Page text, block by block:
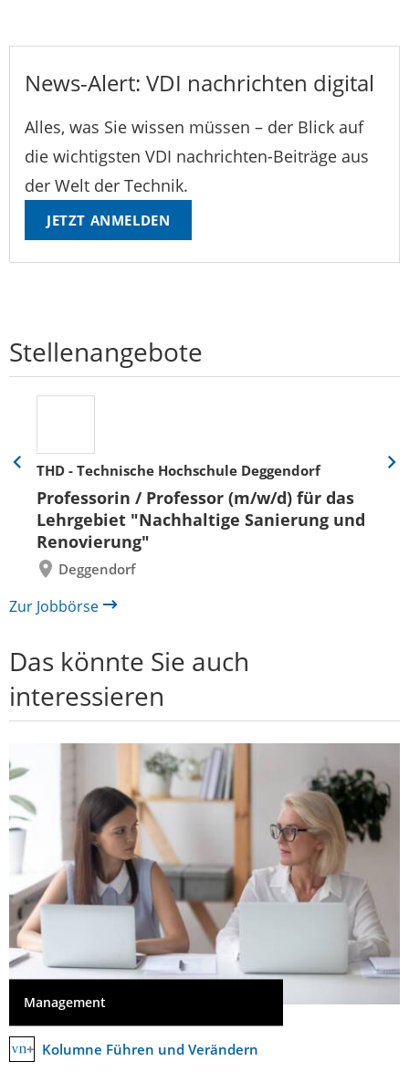
News-Alert: VDI nachrichten digital
Alles, was Sie wissen müssen – der Blick auf
die wichtigsten VDI nachrichten-Beiträge aus
der Welt der Technik.
JETZT ANMELDEN
Stellenangebote
THD - Technische Hochschule Deggendorf
Professorin / Professor (m/w/d) für das
Lehrgebiet "Nachhaltige Sanierung und
Renovierung"
Deggendorf
Eine
zurück
Eine
Zur Jobbörse
Das könnte Sie auch
interessieren
Management
Kolumne Führen und Verändern